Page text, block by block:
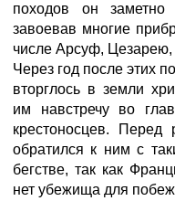
походов он заметно
завоевав многие
числе Арсуф, Цезарею,
Через год после этих
вторглось в земли
им навстречу во
крестоносцев.
обратился к ним с
бегстве, так как
нет убежища для